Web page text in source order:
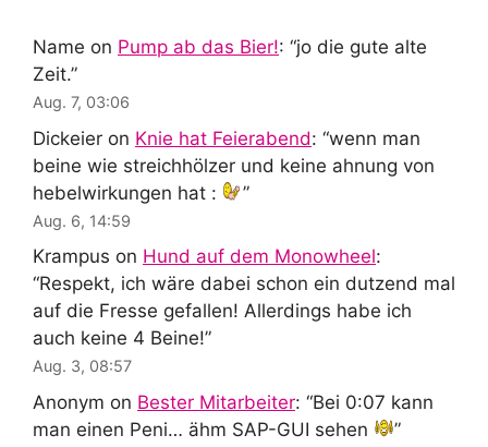
Name on Pump ab das Bier!: “jo die gute alte
Zeit.”
Aug. 7, 03:06
Dickeier on Knie hat Feierabend: “wenn man
beine wie streichhölzer und keine ahnung von
hebelwirkungen hat :
”
Aug. 6, 14:59
Krampus on Hund auf dem Monowheel:
“Respekt, ich wäre dabei schon ein dutzend mal
auf die Fresse gefallen! Allerdings habe ich
auch keine 4 Beine!”
Aug. 3, 08:57
Anonym on Bester Mitarbeiter: “Bei 0:07 kann
man einen Peni… ähm SAP-GUI sehen
”